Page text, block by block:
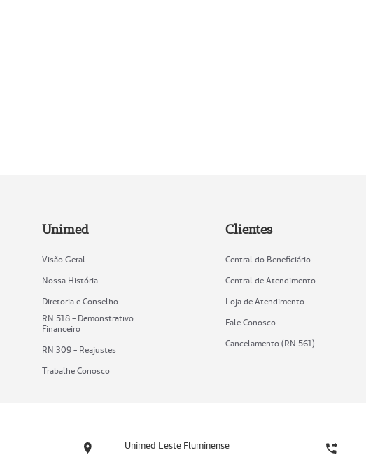
Unimed
Visão Geral
Nossa História
Diretoria e Conselho
RN 518 - Demonstrativo
Financeiro
RN 309 - Reajustes
Trabalhe Conosco
Clientes
Central do Beneficiário
Central de Atendimento
Loja de Atendimento
Fale Conosco
Cancelamento (RN 561)
Unimed Leste Fluminense